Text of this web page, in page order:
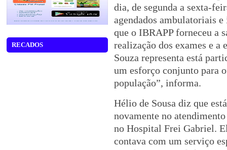
RECADOS
dia, de segunda a sexta-
agendados ambulatoriais
que o IBRAPP forneceu a
realização dos exames e a
Souza representa está
um esforço conjunto para
população”, informa.
Hélio de Sousa diz que
novamente no
no Hospital Frei Gabriel.
contava com um serviço